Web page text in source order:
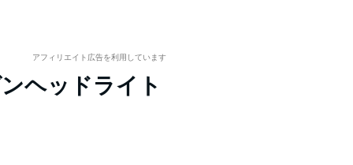
アフィリエイト広告を利用しています
ヘッドライト